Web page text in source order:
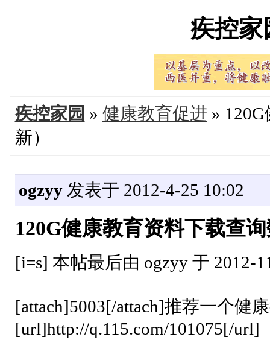
疾控家
疾控家园 » 健康教育促进 »
新）
ogzyy发表于 2012-4-25 10:02
120G健康教育资料下载查
[i=s] 本帖最后由 ogzyy 于 2012-
[attach]5003[/attach]推荐一个健
[url]http://q.115.com/101075[/url]